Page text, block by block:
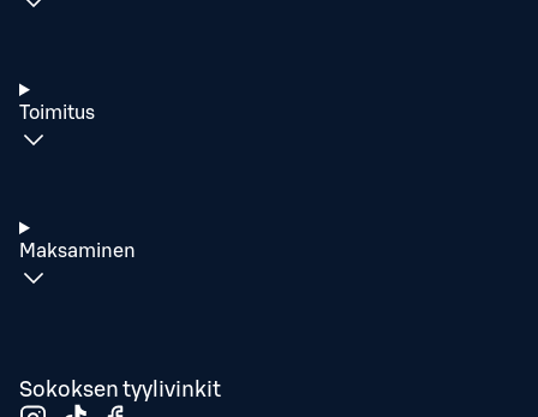
Toimitus
Maksaminen
Sokoksen tyylivinkit